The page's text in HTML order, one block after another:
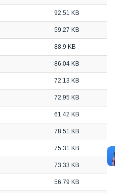
92.51 KB
59.27 KB
88.9 KB
86.04 KB
72.13 KB
72.95 KB
61.42 KB
78.51 KB
75.31 KB
73.33 KB
56.79 KB